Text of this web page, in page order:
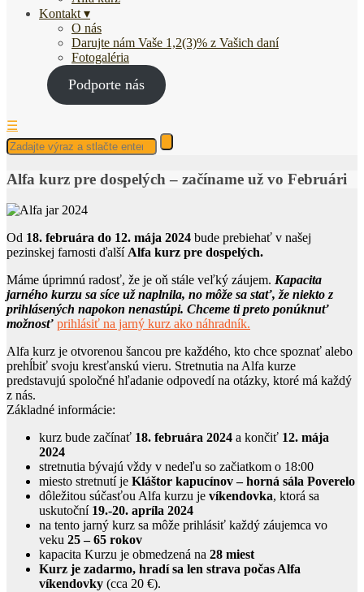
Kontakt
O nás
Darujte nám Vaše 1,2(3)% z Vašich daní
Fotogaléria
Podporte nás
☰
Alfa kurz pre dospelých – začíname už vo Februári
Od 18. februára do 12. mája 2024 bude prebiehať v našej
pezinskej farnosti ďalšíAlfa kurz pre dospelých.
Máme úprimnú radosť, že je oň stále veľký záujem. Kapacita
jarného kurzu sa síce už naplnila, no môže sa stať, že niekto z
prihlásených napokon nenastúpi. Chceme ti preto ponúknuť
možnosť prihlásiť na jarný kurz ako náhradník.
Alfa kurz je otvorenou šancou pre každého, kto chce spoznať alebo
prehĺbiť svoju kresťanskú vieru. Stretnutia na Alfa kurze
predstavujú spoločné hľadanie odpovedí na otázky, ktoré má každý
z nás.
Základné informácie:
kurz bude začínať 18. februára 2024 a končiť 12. mája
2024
stretnutia bývajú vždy v nedeľu so začiatkom o 18:00
miesto stretnutí je Kláštor kapucínov – horná sála Poverelo
dôležitou súčasťou Alfa kurzu je víkendovka, ktorá sa
uskutoční 19.-20. apríla 2024
na tento jarný kurz sa môže prihlásiť každý záujemca vo
veku 25 – 65 rokov
kapacita Kurzu je obmedzená na 28 miest
Kurz je zadarmo, hradí sa len strava počas Alfa
víkendovky (cca 20 €).